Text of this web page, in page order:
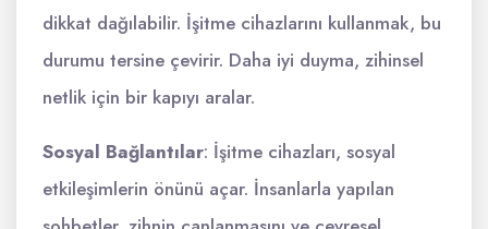
dikkat dağılabilir. İşitme cihazlarını kullanmak, bu
durumu tersine çevirir. Daha iyi duyma, zihinsel
netlik için bir kapıyı aralar.
Sosyal Bağlantılar: İşitme cihazları, sosyal
etkileşimlerin önünü açar. İnsanlarla yapılan